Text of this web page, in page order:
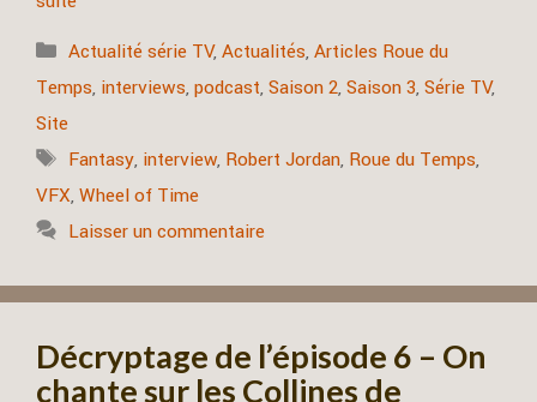
Catégories
Actualité série TV,Actualités,Articles Roue du
Temps, interviews, podcast, Saison 2, Saison 3, Série TV,
Site
Étiquettes
Fantasy, interview, Robert Jordan, Roue du Temps,
VFX, Wheel of Time
Laisser un commentaire
Décryptage de l’épisode 6 – On
chante sur les Collines de